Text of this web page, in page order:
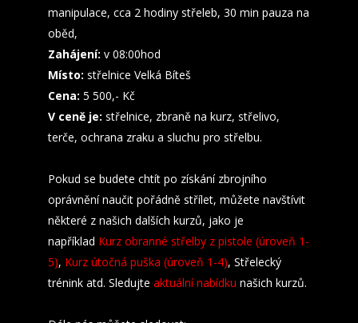
manipulace, cca 2 hodiny střeleb, 30 min pauza na
oběd,
Zahájení: v 08:00hod
Místo: střelnice Velká Bíteš
Cena: 5 500,- Kč
V ceně je: střelnice, zbraně na kurz, střelivo,
terče, ochrana zraku a sluchu pro střelbu.
Pokud se budete chtít po získání zbrojního
oprávnění naučit pořádně střílet, můžete navštívit
některé z našich dalších kurzů, jako je
například Kurz obranné střelby z pistole (úroveň 1-
5), Kurz útočná puška (úroveň 1-4), Střelecký
trénink atd. Sledujte aktuální nabídku našich kurzů.